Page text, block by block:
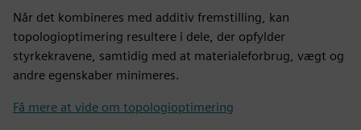
Når det kombineres med additiv fremstilling, kan
topologioptimering resultere i dele, der opfylder
styrkekravene, samtidig med at materialeforbrug, vægt og
andre egenskaber minimeres.
Få mere at vide om topologioptimering